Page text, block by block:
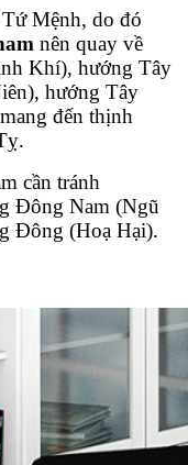
Mệnh, do đó
nên quay về
Khí), hướng Tây
hướng Tây
đến thịnh
cần tránh
Đông Nam (Ngũ
Đông (Hoạ Hại).